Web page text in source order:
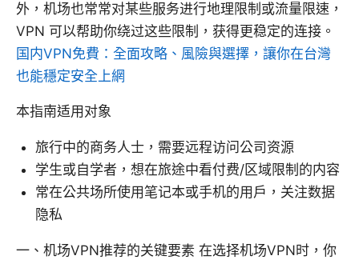
外，机场也常常对某些服务进行地理限制或流量限速，
VPN 可以帮助你绕过这些限制，获得更稳定的连接。
国内VPN免費：全面攻略、風險與選擇，讓你在台灣
也能穩定安全上網
本指南适用对象
旅行中的商务人士，需要远程访问公司资源
学生或自学者，想在旅途中看付费/区域限制的内容
常在公共场所使用笔记本或手机的用户，关注数据
隐私
一、机场VPN推荐的关键要素 在选择机场VPN时，你